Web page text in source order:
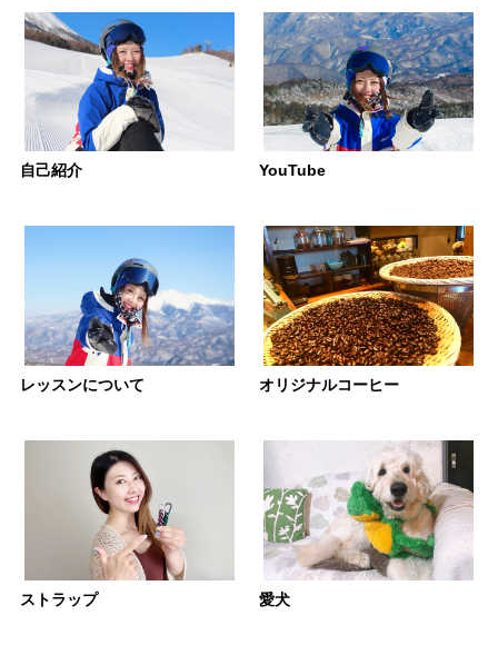
自己紹介 YouTube
レッスンについて オリジナルコーヒー
ストラップ 愛犬